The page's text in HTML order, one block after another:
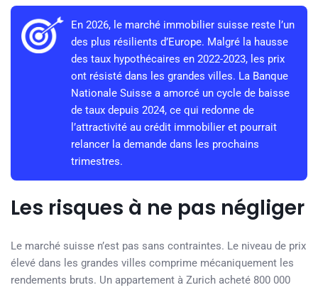
En 2026, le marché immobilier suisse reste l’un
des plus résilients d’Europe. Malgré la hausse
des taux hypothécaires en 2022-2023, les prix
ont résisté dans les grandes villes. La Banque
Nationale Suisse a amorcé un cycle de baisse
de taux depuis 2024, ce qui redonne de
l’attractivité au crédit immobilier et pourrait
relancer la demande dans les prochains
trimestres.
Les risques à ne pas négliger
Le marché suisse n’est pas sans contraintes. Le niveau de prix
élevé dans les grandes villes comprime mécaniquement les
rendements bruts. Un appartement à Zurich acheté 800 000